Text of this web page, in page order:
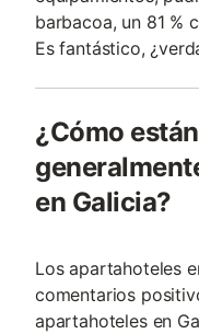
barbacoa, un 81 %
Es fantástico,
¿Cómo
en Galicia?
Los apartahoteles
comentarios
apartahoteles en